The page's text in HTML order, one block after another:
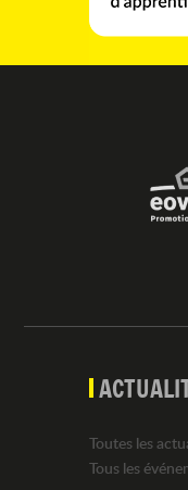
Toutes les
Tous les